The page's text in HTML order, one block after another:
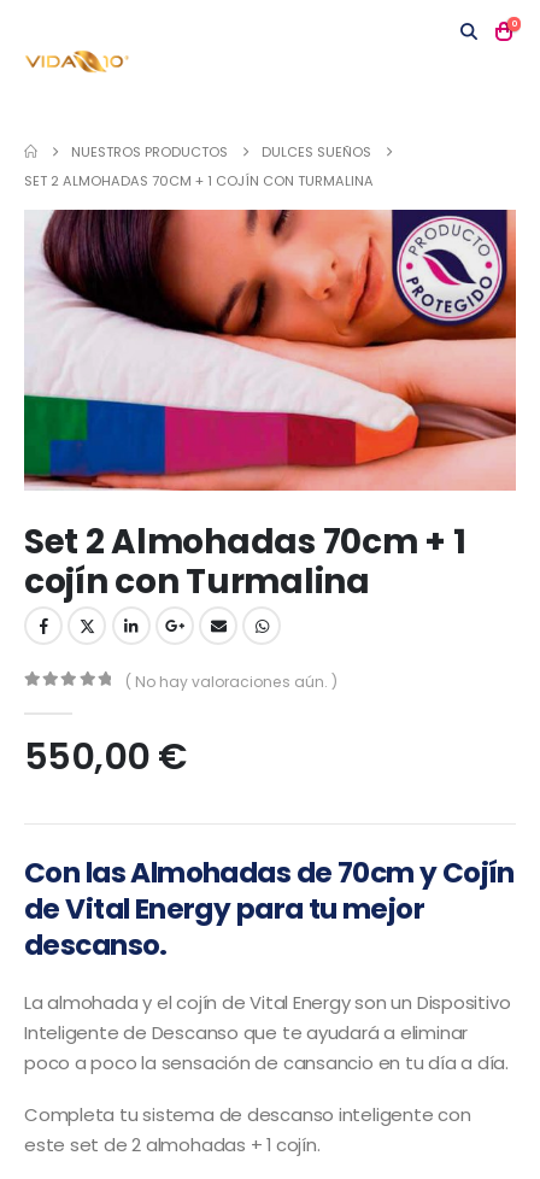
0
NUESTROS PRODUCTOS
DULCES SUEÑOS
SET 2 ALMOHADAS 70CM + 1 COJÍN CON TURMALINA
Set 2 Almohadas 70cm + 1
cojín con Turmalina
( No hay valoraciones aún. )
550,00€
Con las Almohadas de 70cm y Cojín
de Vital Energy para tu mejor
descanso.
La almohada y el cojín de Vital Energy son un Dispositivo
Inteligente de Descanso que te ayudará a eliminar
poco a poco la sensación de cansancio en tu día a día.
Completa tu sistema de descanso inteligente con
este set de 2 almohadas + 1 cojín.